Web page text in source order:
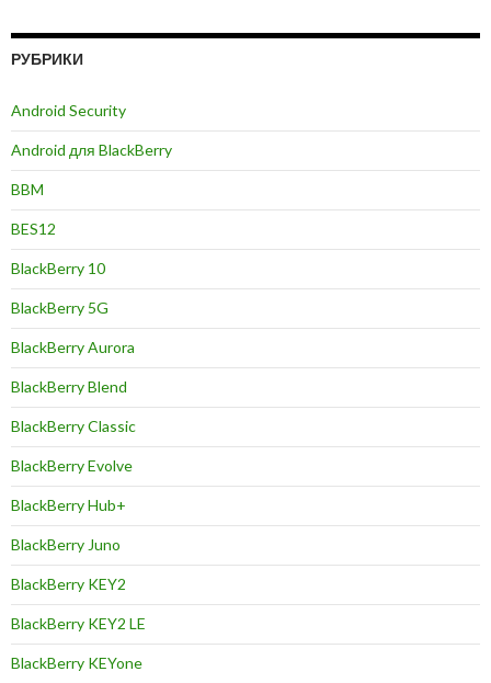
РУБРИКИ
Android Security
Android для BlackBerry
BBM
BES12
BlackBerry 10
BlackBerry 5G
BlackBerry Aurora
BlackBerry Blend
BlackBerry Classic
BlackBerry Evolve
BlackBerry Hub+
BlackBerry Juno
BlackBerry KEY2
BlackBerry KEY2 LE
BlackBerry KEYone